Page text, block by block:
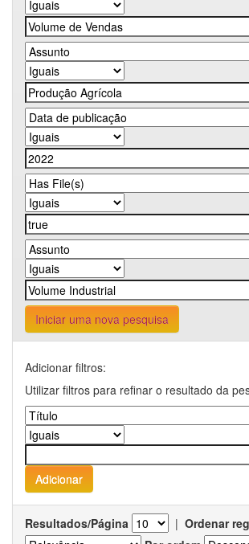
Iniciar uma nova pesquisa
Adicionar filtros:
Utilizar filtros para refinar o resultado da
Resultados/Página | Ordenar